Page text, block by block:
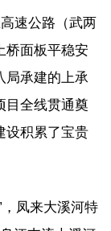
速公路（武两
桥面板平稳安
局承建的上承
目全线贯通奠
设积累了宝贵
凤来大溪河特